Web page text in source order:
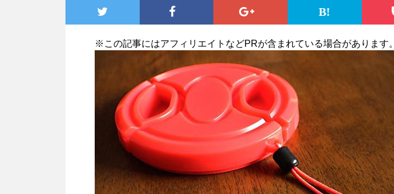
※この記事にはアフィリエイトなどPRが含まれている場合があります。